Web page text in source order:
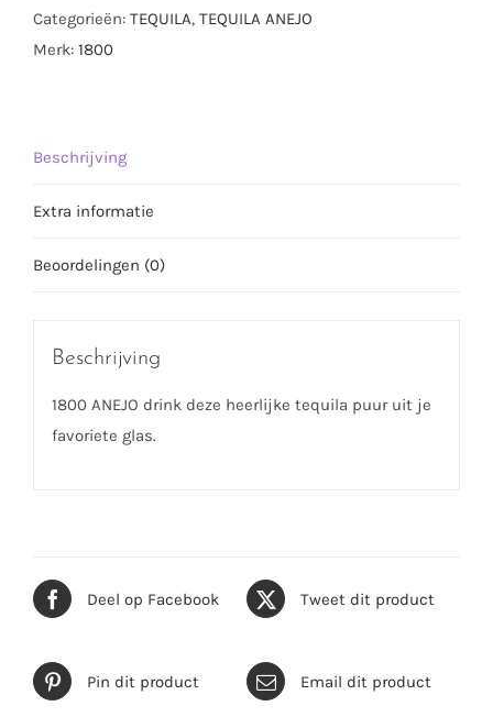
Categorieën: TEQUILA, TEQUILA ANEJO
Merk: 1800
Beschrijving
Extra informatie
Beoordelingen (0)
Beschrijving
1800 ANEJO drink deze heerlijke tequila puur uit je
favoriete glas.
Deel op Facebook Tweet dit product
Pin dit product Email dit product